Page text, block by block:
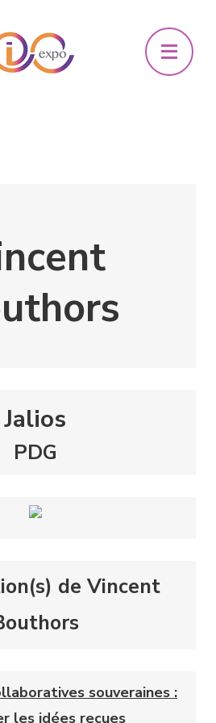
Jalios
PDG
de Vincent
souveraines :
les idées reçues